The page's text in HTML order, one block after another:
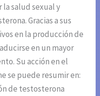
salud sexual y
Gracias a sus
en la producción de
en un mayor
Su acción en el
se puede resumir en:
de testosterona